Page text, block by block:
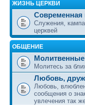
ЖИЗНЬ ЦЕРКВИ
Современная
Служения,
церквей
ОБЩЕНИЕ
Молитесь за
Любовь,
Любовь,
сообщения о
увлечения так